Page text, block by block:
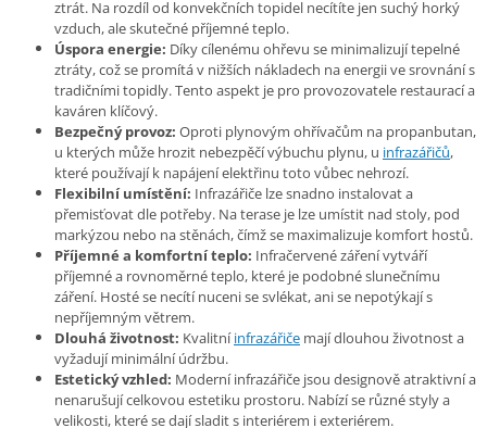
ztrát. Na rozdíl od konvekčních topidel necítíte jen suchý horký
vzduch, ale skutečné příjemné teplo.
Úspora energie: Díky cílenému ohřevu se minimalizují tepelné
ztráty, což se promítá v nižších nákladech na energii ve srovnání s
tradičními topidly. Tento aspekt je pro provozovatele restaurací a
kaváren klíčový.
Bezpečný provoz: Oproti plynovým ohřívačům na propanbutan,
u kterých může hrozit nebezpěčí výbuchu plynu, u infrazářičů,
které používají k napájení elektřinu toto vůbec nehrozí.
Flexibilní umístění: Infrazářiče lze snadno instalovat a
přemisťovat dle potřeby. Na terase je lze umístit nad stoly, pod
markýzou nebo na stěnách, čímž se maximalizuje komfort hostů.
Příjemné a komfortní teplo: Infračervené záření vytváří
příjemné a rovnoměrné teplo, které je podobné slunečnímu
záření. Hosté se necítí nuceni se svlékat, ani se nepotýkají s
nepříjemným větrem.
Dlouhá životnost: Kvalitníinfrazářiče mají dlouhou životnost a
vyžadují minimální údržbu.
Estetický vzhled: Moderní infrazářiče jsou designově atraktivní a
nenarušují celkovou estetiku prostoru. Nabízí se různé styly a
velikosti, které se dají sladit s interiérem i exteriérem.